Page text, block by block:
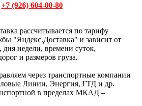
+7 (926) 604-00-80
рассчитывается по тарифу
"Яндекс.Доставка" и зависит от
дня недели, времени суток,
и размеров груза.
через транспортные компании
Линии, Энергия, ГТД и др.
в пределах МКАД –